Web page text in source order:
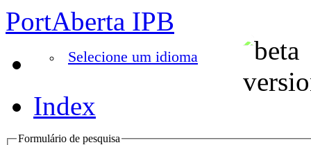
PortAberta IPB
Selecione um idioma
Index
Formulário de pesquisa